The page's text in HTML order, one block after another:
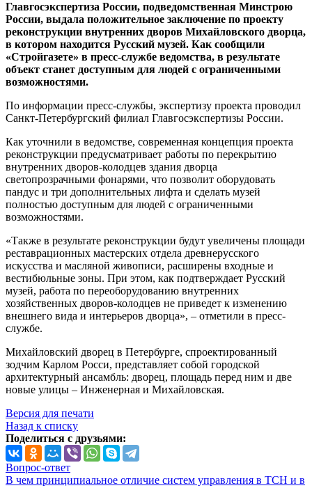
Главгосэкспертиза России, подведомственная Минстрою
России, выдала положительное заключение по проекту
реконструкции внутренних дворов Михайловского дворца,
в котором находится Русский музей. Как сообщили
«Стройгазете» в пресс-службе ведомства, в результате
объект станет доступным для людей с ограниченными
возможностями.
По информации пресс-службы, экспертизу проекта проводил
Санкт-Петербургский филиал Главгосэкспертизы России.
Как уточнили в ведомстве, современная концепция проекта
реконструкции предусматривает работы по перекрытию
внутренних дворов-колодцев здания дворца
светопрозрачными фонарями, что позволит оборудовать
пандус и три дополнительных лифта и сделать музей
полностью доступным для людей с ограниченными
возможностями.
«Также в результате реконструкции будут увеличены площади
реставрационных мастерских отдела древнерусского
искусства и масляной живописи, расширены входные и
вестибюльные зоны. При этом, как подтверждает Русский
музей, работа по переоборудованию внутренних
хозяйственных дворов-колодцев не приведет к изменению
внешнего вида и интерьеров дворца», – отметили в пресс-
службе.
Михайловский дворец в Петербурге, спроектированный
зодчим Карлом Росси, представляет собой городской
архитектурный ансамбль: дворец, площадь перед ним и две
новые улицы – Инженерная и Михайловская.
Версия для печати
Назад к списку
Поделиться с друзьями:
Вопрос-ответ
В чем принципиальное отличие систем управления в ТСН и в